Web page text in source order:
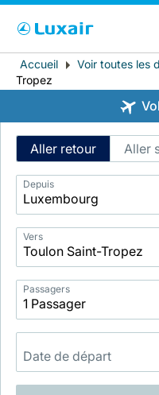
LuxairTours
Pays de résidence
Fil
Accueil Voir toutes les
Tropez
Vol
Intelligent
Flight
Search
Aller retour Aller
Depuis
Vers
Passagers